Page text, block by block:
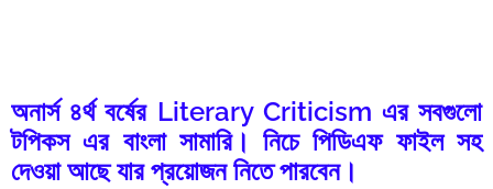
অনার্স ৪র্থ বর্ষের Literary Criticism এর সবগুলো
টপিকস এর বাংলা সামারি। নিচে পিডিএফ ফাইল সহ
দেওয়া আছে যার প্রয়োজন নিতে পারবেন।